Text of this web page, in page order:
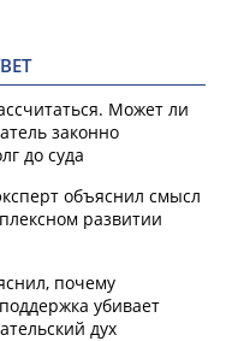
Может ли
законно
до суда
объяснил смысл
развитии
почему
убивает
дух